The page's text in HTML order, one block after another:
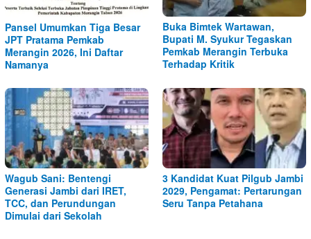
Pansel Umumkan Tiga Besar
JPT Pratama Pemkab
Merangin 2026, Ini Daftar
Namanya
Buka Bimtek Wartawan,
Bupati M. Syukur Tegaskan
Pemkab Merangin Terbuka
Terhadap Kritik
Wagub Sani: Bentengi
Generasi Jambi dari IRET,
TCC, dan Perundungan
Dimulai dari Sekolah
3 Kandidat Kuat Pilgub Jambi
2029, Pengamat: Pertarungan
Seru Tanpa Petahana